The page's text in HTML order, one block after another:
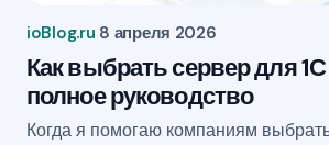
ioBlog.ru 8 апреля 2026
Как выбрать сервер для
полное руководство
Когда я помогаю компаниям